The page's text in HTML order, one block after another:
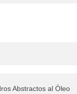
Abstractos al Óleo